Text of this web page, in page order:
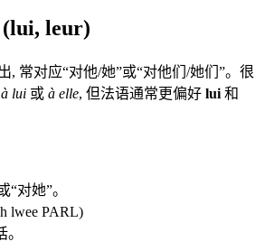
leur)
, 常对应“对他/她”或“对他们/她们”。很
à lui 或 à elle, 但法语通常更偏好 lui 和
“对她”。
lwee PARL)